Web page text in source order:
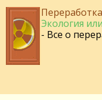
Экология
- Все о